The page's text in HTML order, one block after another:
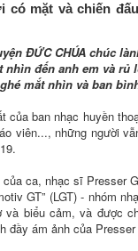
mặt và chiến
ĐỨC CHÚA chúc
nhìn đến anh em và
mắt nhìn và ban
của ban nhạc huyền
viên..., những người
ca, nhạc sĩ Presser
GT” (LGT) - nhóm
biểu cảm, và được
đầy ám ảnh của Presser